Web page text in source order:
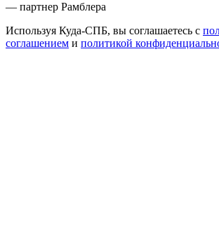
— партнер Рамблера
Используя Куда-СПБ, вы соглашаетесь с
соглашением и политикой